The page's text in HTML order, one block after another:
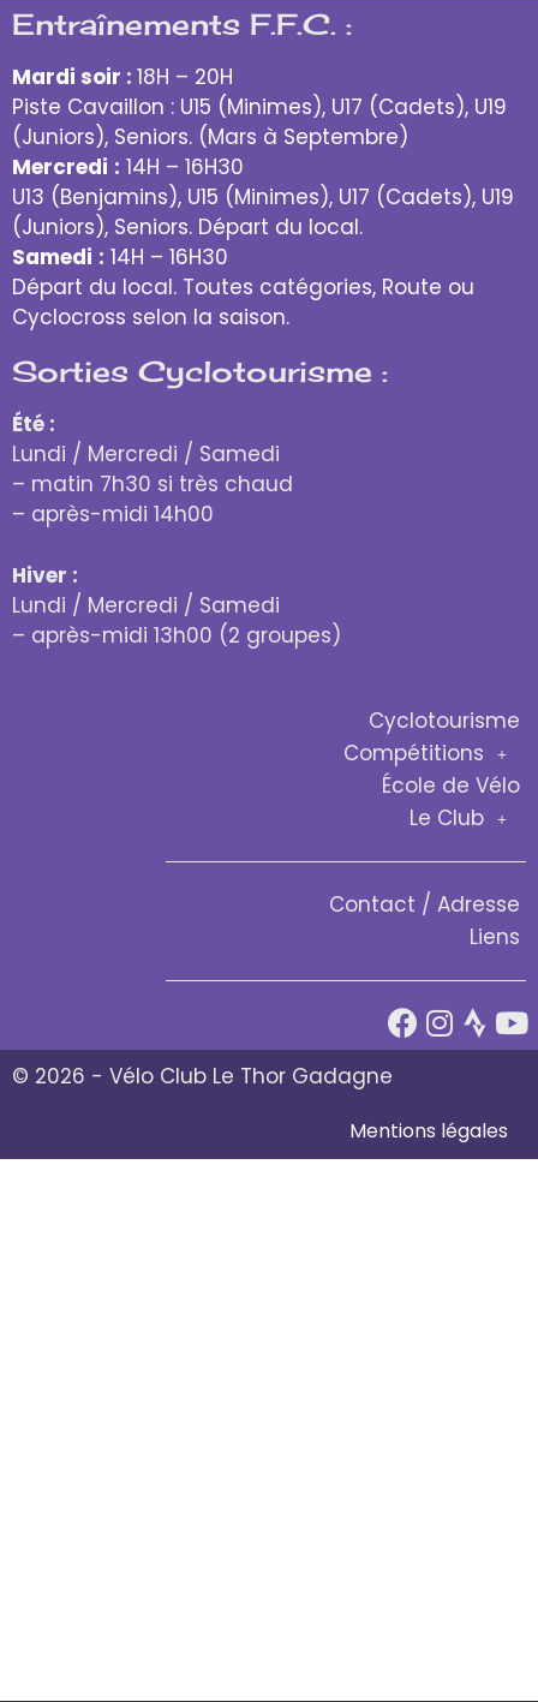
Entraînements F.F.C. :
Mardi soir : 18H – 20H
Piste Cavaillon : U15 (Minimes), U17 (Cadets), U19
(Juniors), Seniors. (Mars à Septembre)
Mercredi : 14H – 16H30
U13 (Benjamins), U15 (Minimes), U17 (Cadets), U19
(Juniors), Seniors. Départ du local.
Samedi : 14H – 16H30
Départ du local. Toutes catégories, Route ou
Cyclocross selon la saison.
Sorties Cyclotourisme :
Été :
Lundi / Mercredi / Samedi
– matin 7h30 si très chaud
– après-midi 14h00
Hiver :
Lundi / Mercredi / Samedi
– après-midi 13h00 (2 groupes)
Cyclotourisme
Compétitions
École de Vélo
Le Club
Contact / Adresse
Liens
© 2026 - Vélo Club Le Thor Gadagne
Mentions légales